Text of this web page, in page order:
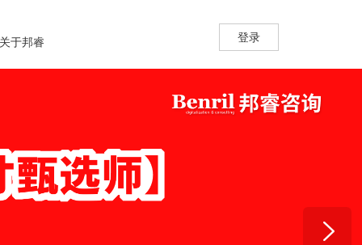
于邦睿 登录